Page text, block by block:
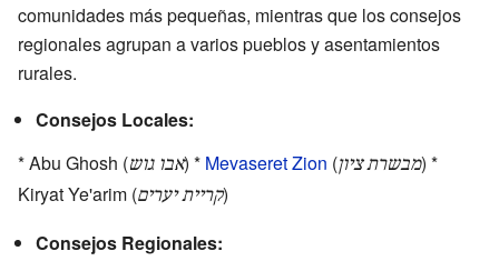
comunidades más pequeñas, mientras que los consejos
regionales agrupan a varios pueblos y asentamientos
rurales.
Consejos Locales:
* Abu Ghosh (אבו גוש) * Mevaseret Zion (מבשרת ציון) *
Kiryat Ye'arim (קריית יערים)
Consejos Regionales: